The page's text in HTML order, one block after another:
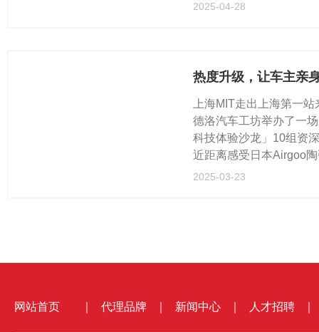
2025-04-28
上海MIT走出上海第一
德洛汽车工坊举办了一
科技体验沙龙」10组资
近距离感受日本Airgoo
气...
2025-03-23
网站首页 代理品牌 新闻中心 人才招聘